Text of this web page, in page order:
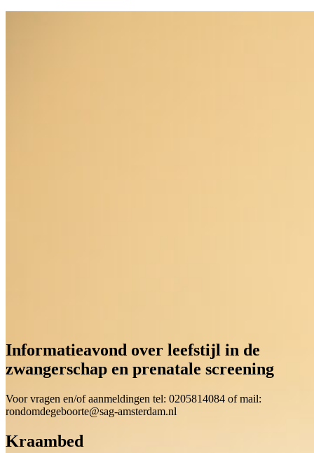
Informatieavond over leefstijl in de
zwangerschap en prenatale screening
Voor vragen en/of aanmeldingen tel: 0205814084 of mail:
rondomdegeboorte@sag-amsterdam.nl
Kraambed